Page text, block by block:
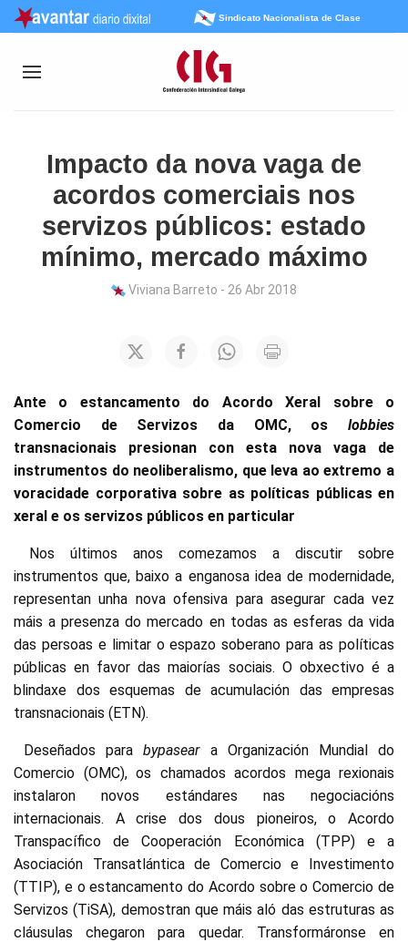
Sindicato Nacionalista de Clase
Impacto da nova vaga de
acordos comerciais nos
servizos públicos: estado
mínimo, mercado máximo
Viviana Barreto - 26 Abr 2018
Ante o estancamento do Acordo Xeral sobre o
Comercio de Servizos da OMC, os lobbies
transnacionais presionan con esta nova vaga de
instrumentos do neoliberalismo, que leva ao extremo a
voracidade corporativa sobre as políticas públicas en
xeral e os servizos públicos en particular
Nos últimos anos comezamos a discutir sobre
instrumentos que, baixo a enganosa idea de modernidade,
representan unha nova ofensiva para asegurar cada vez
máis a presenza do mercado en todas as esferas da vida
das persoas e limitar o espazo soberano para as políticas
públicas en favor das maiorías sociais. O obxectivo é a
blindaxe dos esquemas de acumulación das empresas
transnacionais (ETN).
Deseñados parabypaseara Organización Mundial do
Comercio (OMC), os chamados acordos mega rexionais
instalaron novos estándares nas negociacións
internacionais. A crise dos dous pioneiros, o Acordo
Transpacífico de Cooperación Económica (TPP) e a
Asociación Transatlántica de Comercio e Investimento
(TTIP), e o estancamento do Acordo sobre o Comercio de
Servizos (TiSA), demostran que máis aló das estruturas as
cláusulas chegaron para quedar. Transformáronse en